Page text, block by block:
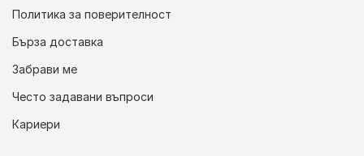
Политика за поверителност
Бърза доставка
Забрави ме
Често задавани въпроси
Кариери